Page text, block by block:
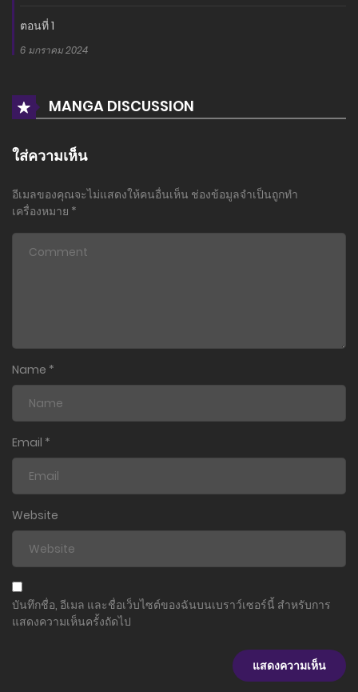
ตอนที่ 1
6 มกราคม 2024
MANGA DISCUSSION
ใส่ความเห็น
อีเมลของคุณจะไม่แสดงให้คนอื่นเห็น ช่องข้อมูลจำเป็นถูกทำ
เครื่องหมาย *
Name *
Email *
Website
บันทึกชื่อ, อีเมล และชื่อเว็บไซต์ของฉันบนเบราว์เซอร์นี้ สำหรับการ
แสดงความเห็นครั้งถัดไป